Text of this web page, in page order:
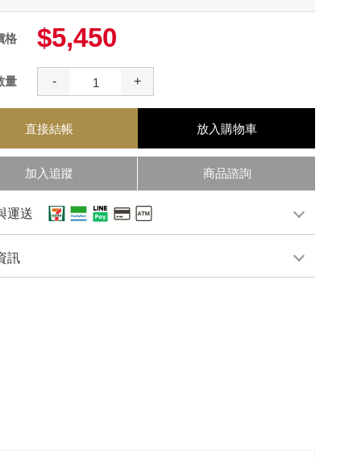
格 $5,450
量 - +
直接結帳 放入購物車
加入追蹤 商品諮詢
運送
訊